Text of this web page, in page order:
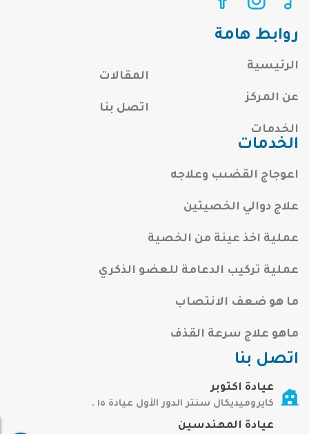
روابط هامة
الرئيسية
عن المركز
الخدمات
المقالات
اتصل بنا
الخدمات
اعوجاج القضىب وعلاجه
علاج دوالي الخصيتين
عملية اخذ عينة من الخصية
عملية تركيب الدعامة للعضو الذكري
ما هو ضعف الانتصاب
ماهو علاج سرعة القذف
اتصل بنا
عيادة اكتوبر
كايروميديكال سنتر الدور الأول عيادة ١٥ .
عيادة المهندسين